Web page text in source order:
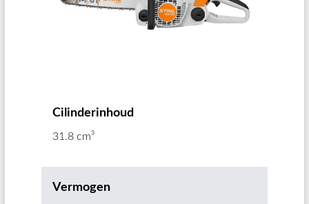
Cilinderinhoud
31.8 cm³
Vermogen